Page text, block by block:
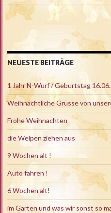
NEUESTE BEITRÄGE
1 Jahr N-Wurf / Geburtstag
Weihnachtliche Grüsse von
Frohe Weihnachten
die Welpen ziehen aus
9 Wochen alt !
Auto fahren !
6 Wochen alt!
im Garten und was wir sonst so